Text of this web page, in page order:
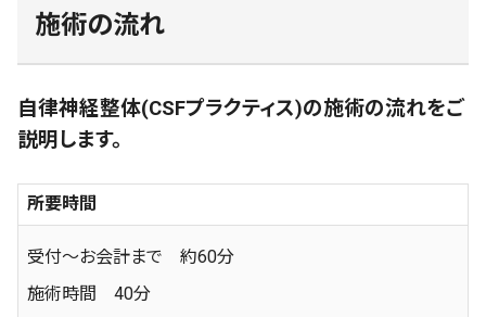
施術の流れ
自律神経整体(CSFプラクティス)の施術の流れをご
説明します。
所要時間
受付～お会計まで 約60分
施術時間 40分